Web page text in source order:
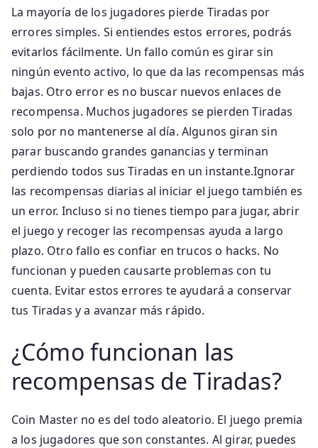
La mayoría de los jugadores pierde Tiradas por
errores simples. Si entiendes estos errores, podrás
evitarlos fácilmente. Un fallo común es girar sin
ningún evento activo, lo que da las recompensas más
bajas. Otro error es no buscar nuevos enlaces de
recompensa. Muchos jugadores se pierden Tiradas
solo por no mantenerse al día. Algunos giran sin
parar buscando grandes ganancias y terminan
perdiendo todos sus Tiradas en un instante.Ignorar
las recompensas diarias al iniciar el juego también es
un error. Incluso si no tienes tiempo para jugar, abrir
el juego y recoger las recompensas ayuda a largo
plazo. Otro fallo es confiar en trucos o hacks. No
funcionan y pueden causarte problemas con tu
cuenta. Evitar estos errores te ayudará a conservar
tus Tiradas y a avanzar más rápido.
¿Cómo funcionan las
recompensas de Tiradas?
Coin Master no es del todo aleatorio. El juego premia
a los jugadores que son constantes. Al girar, puedes